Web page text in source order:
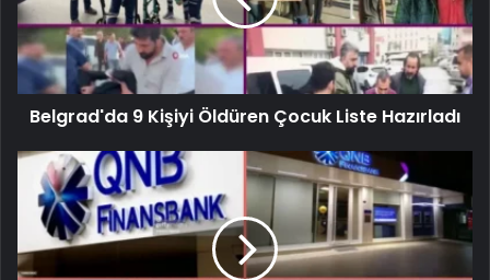
Belgrad'da 9 Kişiyi Öldüren Çocuk Liste Hazırladı